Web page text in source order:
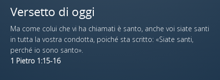
Versetto di oggi
Ma come colui che vi ha chiamati è santo, anche voi siate santi
in tutta la vostra condotta, poiché sta scritto: «Siate santi,
perché io sono santo».
1 Pietro 1:15-16